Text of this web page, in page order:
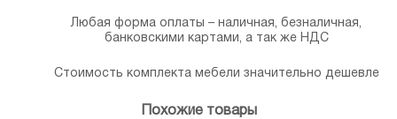
Любая форма оплаты – наличная, безналичная,
банковскими картами, а так же НДС
Стоимость комплекта мебели значительно дешевле
Похожие товары